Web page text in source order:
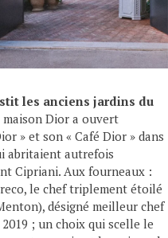
les anciens jardins du
maison Dior a ouvert
» et son « Café Dior » dans
abritaient autrefois
Cipriani. Aux fourneaux :
le chef triplement étoilé
désigné meilleur chef
; un choix qui scelle le